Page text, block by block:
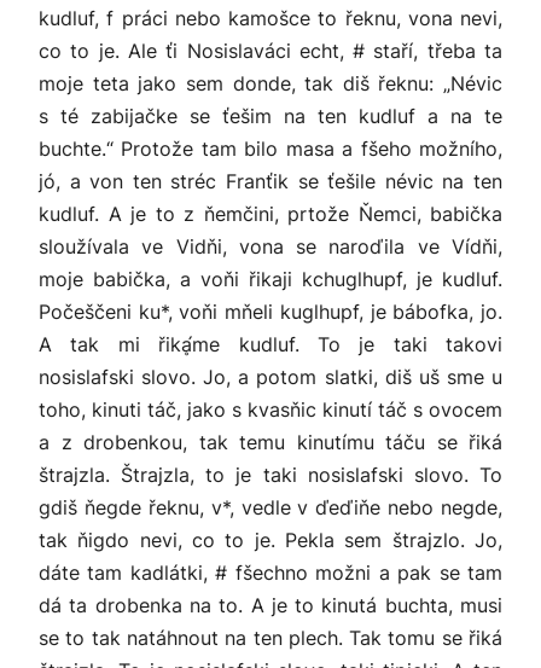
kudluf, f práci nebo kamošce to řeknu, vona nevi,
co to je. Ale ťi Nosislaváci echt, # staří, třeba ta
moje teta jako sem donde, tak diš řeknu: „Névic
s té zabijačke se ťešim na ten kudluf a na te
buchte.“ Protože tam bilo masa a fšeho možního,
jó, a von ten stréc Franťik se ťešile névic na ten
kudluf. A je to z ňemčini, prtože Ňemci, babička
sloužívala ve Vidňi, vona se naroďila ve Vídňi,
moje babička, a voňi řikaji kchuglhupf, je kudluf.
Počeščeni ku*, voňi mňeli kuglhupf, je bábofka, jo.
A tak mi řikḁ́me kudluf. To je taki takovi
nosislafski slovo. Jo, a potom slatki, diš uš sme u
toho, kinuti táč, jako s kvasňic kinutí táč s ovocem
a z drobenkou, tak temu kinutímu táču se řiká
štrajzla. Štrajzla, to je taki nosislafski slovo. To
gdiš ňegde řeknu, v*, vedle v ďeďiňe nebo negde,
tak ňigdo nevi, co to je. Pekla sem štrajzlo. Jo,
dáte tam kadlátki, # fšechno možni a pak se tam
dá ta drobenka na to. A je to kinutá buchta, musi
se to tak natáhnout na ten plech. Tak tomu se řiká